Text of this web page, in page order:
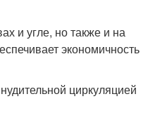
и угле, но также и на
экономичность
циркуляцией